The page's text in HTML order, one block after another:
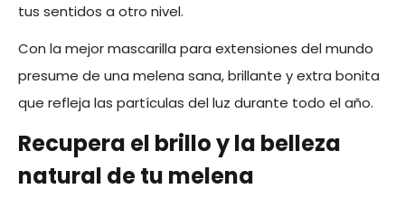
tus sentidos a otro nivel.
Con la mejor mascarilla para extensiones del mundo
presume de una melena sana, brillante y extra bonita
que refleja las partículas del luz durante todo el año.
Recupera el brillo y la belleza
natural de tu melena